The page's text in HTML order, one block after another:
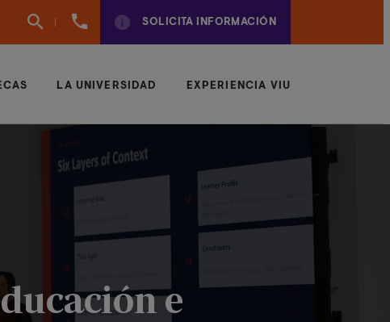
960
SOLICITA INFORMACIÓN
LA UNIVERSIDAD EXPERIENCIA VIU
e